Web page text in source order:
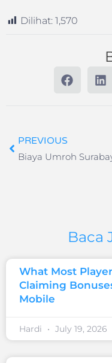
Dilihat: 1,570
PREVIOUS
Baca
What Most
Claiming
Mobile
Hardi July 19, 2026